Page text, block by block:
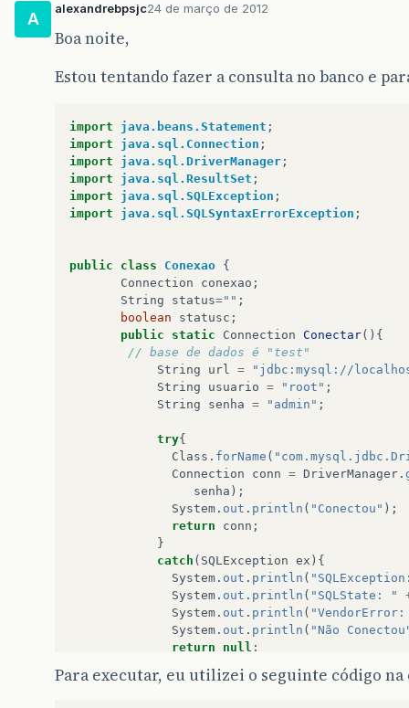
A
alexandrebpsjc24 de março de 2012
Boa noite,
Estou tentando fazer a consulta no banco e
import java.beans.Statement ;
import
java.sql.Connection ;
import
java.sql.DriverManager ;
import
java.sql.ResultSet ;
import
java.sql.SQLException ;
import
java.sql.SQLSyntaxErrorException ;
public class Conexao {
Connection
conexao ;
String
status="" ;
boolean
statusc ;
public
static Connection Conectar(){
// base de dados é "test"
String
url =
"jdbc:mysql://
String
usuario = "root" ;
String
senha = "admin" ;
try{
Class . forName (
Connection
conn = DriverManager .
senha );
System . out . println ( "Conectou" );
return
conn ;
}
catch ( SQLException ex ){
System . out . println (
System . out . println ( "SQLState: "
System . out . println (
System . out . println ( "Não
return
null ;
catch(Exception e){
Para executar, eu utilizei o seguinte código